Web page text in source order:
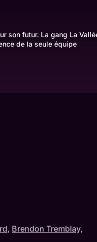
son futur. La gang La
de la seule équipe
, Brendon Tremblay,